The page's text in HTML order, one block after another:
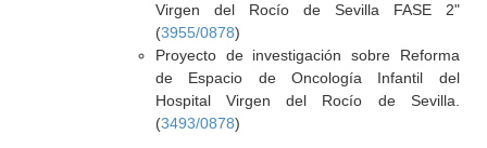
Virgen del Rocío de Sevilla FASE 2"
(3955/0878)
Proyecto de investigación sobre Reforma
de Espacio de Oncología Infantil del
Hospital Virgen del Rocío de Sevilla.
(3493/0878)